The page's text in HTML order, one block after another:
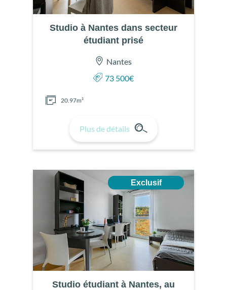
Studio à Nantes dans secteur
étudiant prisé
Nantes
73 500€
20.97m²
Plus de détails
Exclusif
Studio étudiant à Nantes, au